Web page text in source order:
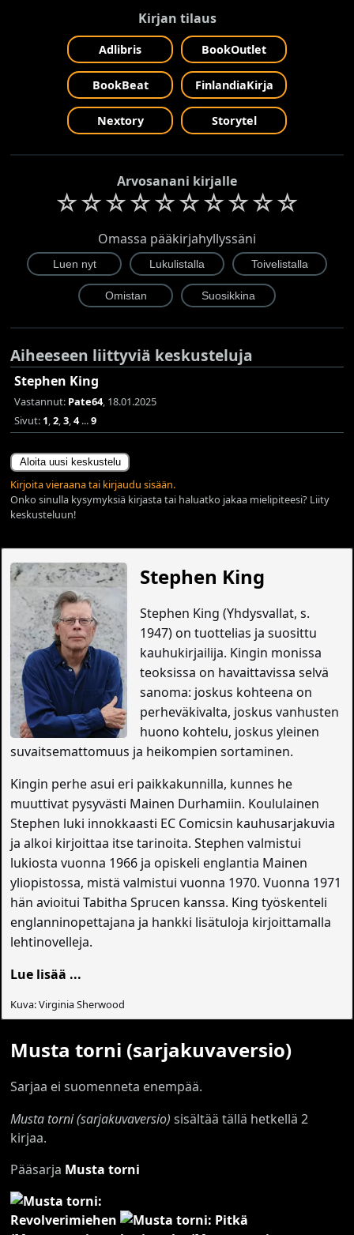
Kirjan tilaus
Adlibris BookOutlet
BookBeat FinlandiaKirja
Nextory Storytel
Arvosanani kirjalle
☆☆☆☆☆☆☆☆☆☆
Omassa pääkirjahyllyssäni
Aiheeseen liittyviä keskusteluja
Stephen King
Vastannut: Pate64, 18.01.2025
Sivut: 1 ,2 ,3 ,4...9
Aloita uusi keskustelu
Kirjoita vieraana tai kirjaudu sisään.
Onko sinulla kysymyksiä kirjasta tai haluatko jakaa mielipiteesi? Liity
keskusteluun!
Stephen King
Stephen King (Yhdysvallat, s.
1947) on tuottelias ja suosittu
kauhukirjailija. Kingin monissa
teoksissa on havaittavissa selvä
sanoma: joskus kohteena on
perheväkivalta, joskus vanhusten
huono kohtelu, joskus yleinen
suvaitsemattomuus ja heikompien sortaminen.
Kingin perhe asui eri paikkakunnilla, kunnes he
muuttivat pysyvästi Mainen Durhamiin. Koululainen
Stephen luki innokkaasti EC Comicsin kauhusarjakuvia
ja alkoi kirjoittaa itse tarinoita. Stephen valmistui
lukiosta vuonna 1966 ja opiskeli englantia Mainen
yliopistossa, mistä valmistui vuonna 1970. Vuonna 1971
hän avioitui Tabitha Sprucen kanssa. King työskenteli
englanninopettajana ja hankki lisätuloja kirjoittamalla
lehtinovelleja.
Lue lisää ...
Kuva: Virginia Sherwood
Musta torni (sarjakuvaversio)
Sarjaa ei suomenneta enempää.
Musta torni (sarjakuvaversio) sisältää tällä hetkellä 2
kirjaa.
Pääsarja Musta torni